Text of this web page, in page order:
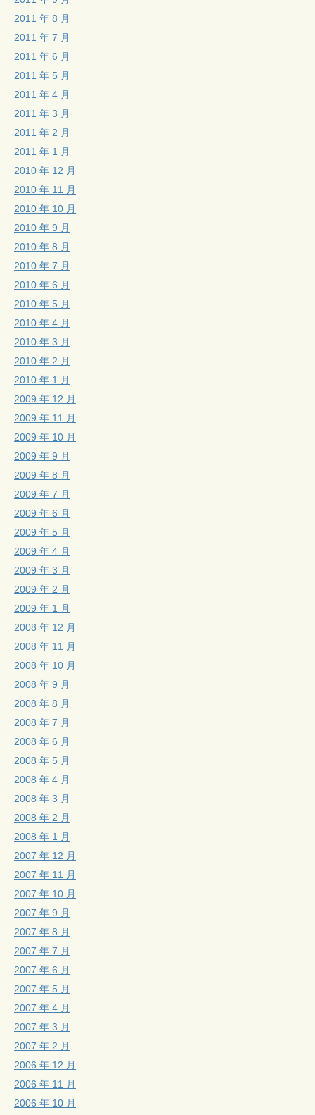
2011 年 8 月
2011 年 7 月
2011 年 6 月
2011 年 5 月
2011 年 4 月
2011 年 3 月
2011 年 2 月
2011 年 1 月
2010 年 12 月
2010 年 11 月
2010 年 10 月
2010 年 9 月
2010 年 8 月
2010 年 7 月
2010 年 6 月
2010 年 5 月
2010 年 4 月
2010 年 3 月
2010 年 2 月
2010 年 1 月
2009 年 12 月
2009 年 11 月
2009 年 10 月
2009 年 9 月
2009 年 8 月
2009 年 7 月
2009 年 6 月
2009 年 5 月
2009 年 4 月
2009 年 3 月
2009 年 2 月
2009 年 1 月
2008 年 12 月
2008 年 11 月
2008 年 10 月
2008 年 9 月
2008 年 8 月
2008 年 7 月
2008 年 6 月
2008 年 5 月
2008 年 4 月
2008 年 3 月
2008 年 2 月
2008 年 1 月
2007 年 12 月
2007 年 11 月
2007 年 10 月
2007 年 9 月
2007 年 8 月
2007 年 7 月
2007 年 6 月
2007 年 5 月
2007 年 4 月
2007 年 3 月
2007 年 2 月
2006 年 12 月
2006 年 11 月
2006 年 10 月